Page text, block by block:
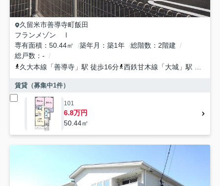
久留米市善導寺町飯田
フランメゾン Ⅰ
専有面積
50.44㎡ 築年月 築1年 総階数
2階建
総戸数
-
久大本線 「善導寺 」駅 徒歩16分 西鉄甘木線 「大城 」駅 徒歩33分
賃貸（募集中1件）
101
6.8万円
50.44㎡